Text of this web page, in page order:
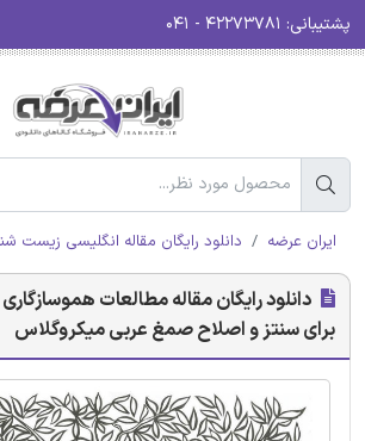
پشتیبانی:
ایران عرضه دانلود رایگان مقاله انگلیسی زیست
دانلود رایگان مقاله مطالعات
برای سنتز و اصلاح صمغ عربی میکروگلاس